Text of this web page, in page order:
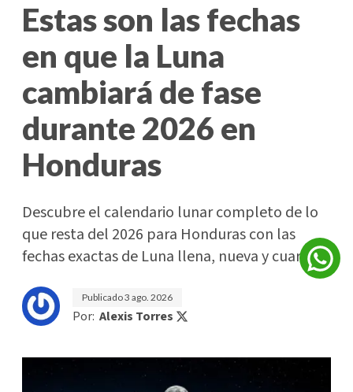
Estas son las fechas
en que la Luna
cambiará de fase
durante 2026 en
Honduras
Descubre el calendario lunar completo de lo
que resta del 2026 para Honduras con las
fechas exactas de Luna llena, nueva y cuartos.
Publicado3 ago. 2026
Por: Alexis Torres